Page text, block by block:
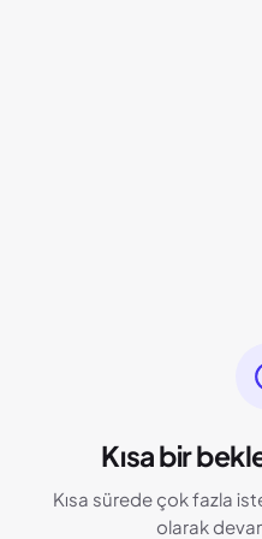
Kısa bir
Kısa sürede çok fazla
olarak